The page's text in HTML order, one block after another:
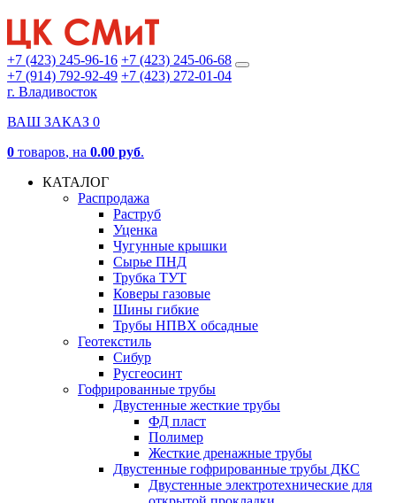
+7 (423) 245-96-16 +7 (423) 245-06-68
+7 (914) 792-92-49 +7 (423) 272-01-04
г. Владивосток
ВАШ ЗАКАЗ 0
0 товаров, на 0.00 руб.
КАТАЛОГ
Распродажа
Раструб
Уценка
Чугунные крышки
Сырье ПНД
Трубка ТУТ
Коверы газовые
Шины гибкие
Трубы НПВХ обсадные
Геотекстиль
Сибур
Русгеосинт
Гофрированные трубы
Двустенные жесткие трубы
ФД пласт
Полимер
Жесткие дренажные трубы
Двустенные гофрированные трубы ДКС
Двустенные электротехнические для